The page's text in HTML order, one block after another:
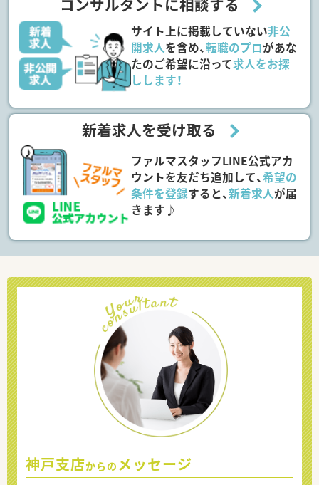
コンサルタントに相談する
サイト上に掲載していない非公
開求人を含め、転職のプロがあな
たのご希望に沿って求人をお探
しします！
新着求人を受け取る
ファルマスタッフLINE公式アカ
ウントを友だち追加して、希望の
条件を登録すると、新着求人が届
きます♪
神戸支店からの メッセージ